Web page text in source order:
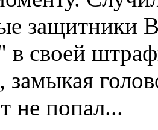
защитники
в своей
замыкая
не попал...